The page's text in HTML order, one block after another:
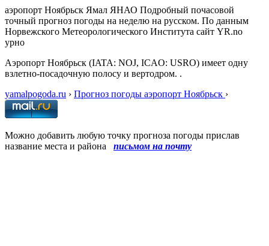
аэропорт Ноябрьск Ямал ЯНАО Подробный почасовой
точный прогноз погоды на неделю на русском. По данным
Норвежского Метеорологического Института сайт YR.no
урно
Аэропорт Ноябрьск (IATA: NOJ, ICAO: USRO) имеет одну
взлетно-посадочную полосу и вертодром. .
yamalpogoda.ru › Прогноз погоды аэропорт Ноябрьск ›
Можно добавить любую точку прогноза погоды прислав
название места и района
письмом на почту